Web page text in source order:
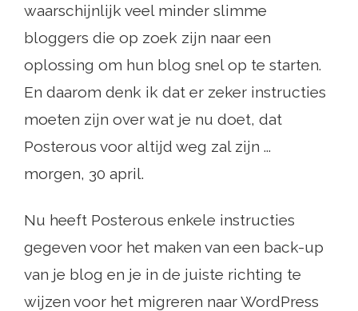
waarschijnlijk veel minder slimme
bloggers die op zoek zijn naar een
oplossing om hun blog snel op te starten.
En daarom denk ik dat er zeker instructies
moeten zijn over wat je nu doet, dat
Posterous voor altijd weg zal zijn ...
morgen, 30 april.
Nu heeft Posterous enkele instructies
gegeven voor het maken van een back-up
van je blog en je in de juiste richting te
wijzen voor het migreren naar WordPress